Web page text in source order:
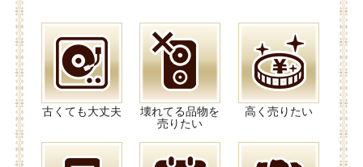
古くても大丈夫
壊れてる品物を
売りたい
高く売りたい